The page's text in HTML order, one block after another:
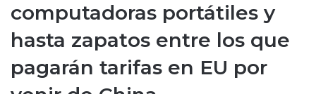
computadoras portátiles y
hasta zapatos entre los que
pagarán tarifas en EU por